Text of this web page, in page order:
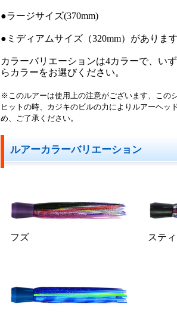
●ラージサイズ(370mm)
●ミディアムサイズ（320mm）があります
カラーバリエーションは4カラーで、い
らカラーをお選びください。
※このルアーは使用上の注意がございます、この
ヒットの時、カジキのビルの力によりルアーヘッ
め、ご了承ください。
ルアーカラーバリエーション
フズ ステ